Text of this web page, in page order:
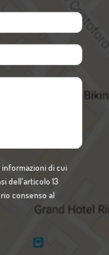
di cui
dell'articolo 13
consenso al